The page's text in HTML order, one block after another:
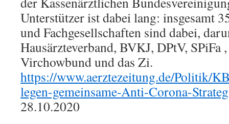
Unterstützer ist dabei lang: insgesamt
und Fachgesellschaften sind dabei,
Hausärzteverband, BVKJ, DPtV, SPiFa
Virchowbund und das Zi.
https://www.aerztezeitung.de/Politik/
legen-gemeinsame-Anti-Corona-
28.10.2020